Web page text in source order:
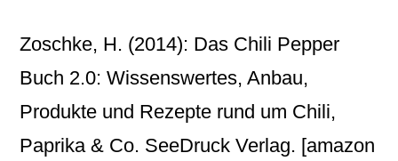
Zoschke, H. (2014): Das Chili Pepper
Buch 2.0: Wissenswertes, Anbau,
Produkte und Rezepte rund um Chili,
Paprika & Co. SeeDruck Verlag. [amazon